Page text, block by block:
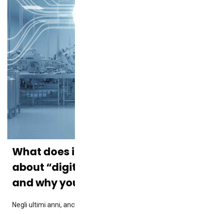
What does it mean when we talk
about “digitizing meat processing”
and why you should care?
Negli ultimi anni, anche l’industria della carne si è